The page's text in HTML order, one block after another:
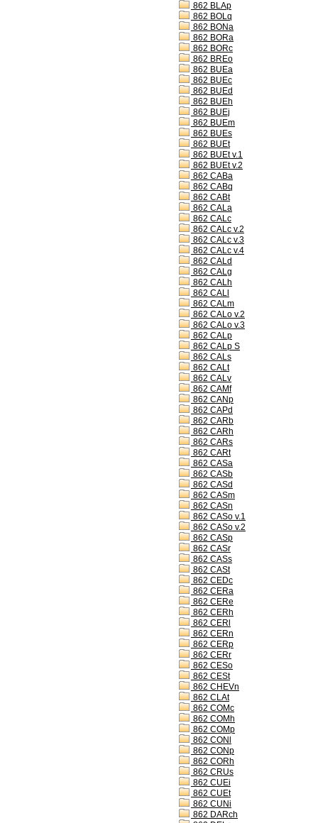
862 BLAp
862 BOLq
862 BONa
862 BORa
862 BORc
862 BREo
862 BUEa
862 BUEc
862 BUEd
862 BUEh
862 BUEj
862 BUEm
862 BUEs
862 BUEt
862 BUEt v.1
862 BUEt v.2
862 CABa
862 CABq
862 CABt
862 CALa
862 CALc
862 CALc v.2
862 CALc v.3
862 CALc v.4
862 CALd
862 CALg
862 CALh
862 CALl
862 CALm
862 CALo v.2
862 CALo v.3
862 CALp
862 CALp S
862 CALs
862 CALt
862 CALv
862 CAMf
862 CANp
862 CAPd
862 CARb
862 CARh
862 CARs
862 CARt
862 CASa
862 CASb
862 CASd
862 CASm
862 CASn
862 CASo v.1
862 CASo v.2
862 CASp
862 CASr
862 CASs
862 CASt
862 CEDc
862 CERa
862 CERe
862 CERh
862 CERl
862 CERn
862 CERp
862 CERr
862 CESo
862 CESt
862 CHEVn
862 CLAt
862 COMc
862 COMh
862 COMp
862 CONl
862 CONp
862 CORh
862 CRUs
862 CUEi
862 CUEt
862 CUNi
862 DARch